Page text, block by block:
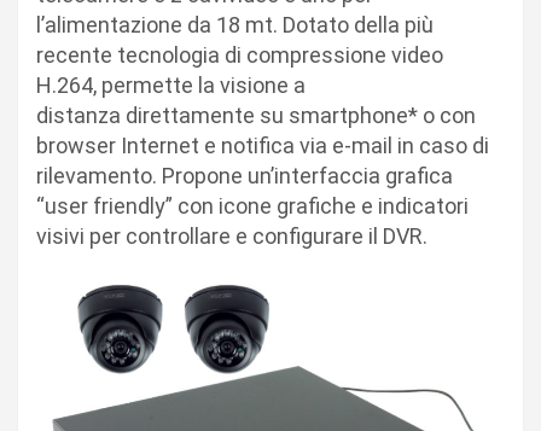
l’alimentazione da 18 mt. Dotato della più
recente tecnologia di compressione video
H.264, permette la visione a
distanza direttamente su smartphone* o con
browser Internet e notifica via e-mail in caso di
rilevamento. Propone un’interfaccia grafica
“user friendly” con icone grafiche e indicatori
visivi per controllare e configurare il DVR.